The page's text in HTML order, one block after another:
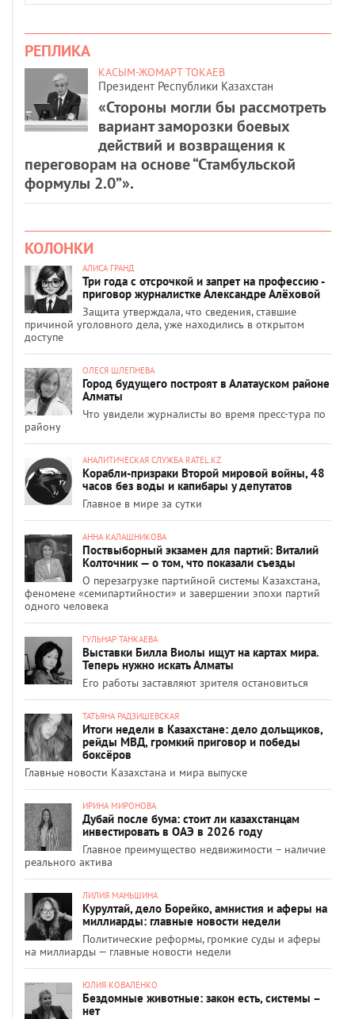
РЕПЛИКА
КАСЫМ-ЖОМАРТ ТОКАЕВ
Президент Республики Казахстан
«Стороны могли бы рассмотреть
вариант заморозки боевых
действий и возвращения к
переговорам на основе “Стамбульской
формулы 2.0”».
КОЛОНКИ
АЛИСА ГРАНД
Три года с отсрочкой и запрет на профессию -
приговор журналистке Александре Алёховой
Защита утверждала, что сведения, ставшие
причиной уголовного дела, уже находились в открытом
доступе
ОЛЕСЯ ШЛЕПНЕВА
Город будущего построят в Алатауском районе
Алматы
Что увидели журналисты во время пресс-тура по
району
АНАЛИТИЧЕСКАЯ СЛУЖБА RATEL.KZ
Корабли-призраки Второй мировой войны, 48
часов без воды и капибары у депутатов
Главное в мире за сутки
АННА КАЛАШНИКОВА
Поствыборный экзамен для партий: Виталий
Колточник — о том, что показали съезды
О перезагрузке партийной системы Казахстана,
феномене «семипартийности» и завершении эпохи партий
одного человека
ГУЛЬНАР ТАНКАЕВА
Выставки Билла Виолы ищут на картах мира.
Теперь нужно искать Алматы
Его работы заставляют зрителя остановиться
ТАТЬЯНА РАДЗИШЕВСКАЯ
Итоги недели в Казахстане: дело дольщиков,
рейды МВД, громкий приговор и победы
боксёров
Главные новости Казахстана и мира выпуске
ИРИНА МИРОНОВА
Дубай после бума: стоит ли казахстанцам
инвестировать в ОАЭ в 2026 году
Главное преимущество недвижимости – наличие
реального актива
ЛИЛИЯ МАНЬШИНА
Курултай, дело Борейко, амнистия и аферы на
миллиарды: главные новости недели
Политические реформы, громкие суды и аферы
на миллиарды — главные новости недели
ЮЛИЯ КОВАЛЕНКО
Бездомные животные: закон есть, системы –
нет